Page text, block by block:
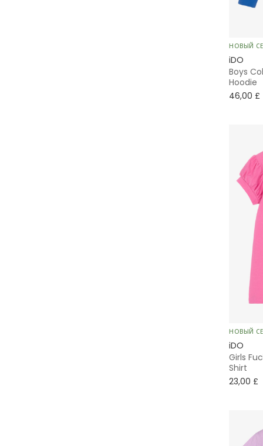
НОВЫЙ
iDO
Boys
Hoodie
46,00 £
НОВЫЙ
iDO
Girls
Shirt
23,00 £